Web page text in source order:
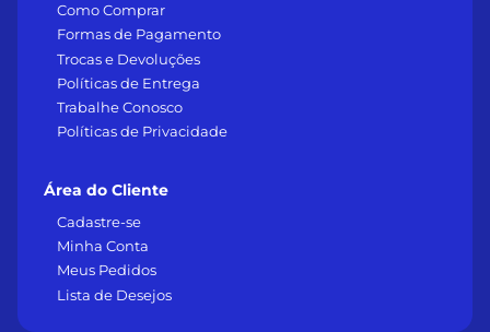
Como Comprar
Formas de Pagamento
Trocas e Devoluções
Políticas de Entrega
Trabalhe Conosco
Políticas de Privacidade
Área do Cliente
Cadastre-se
Minha Conta
Meus Pedidos
Lista de Desejos